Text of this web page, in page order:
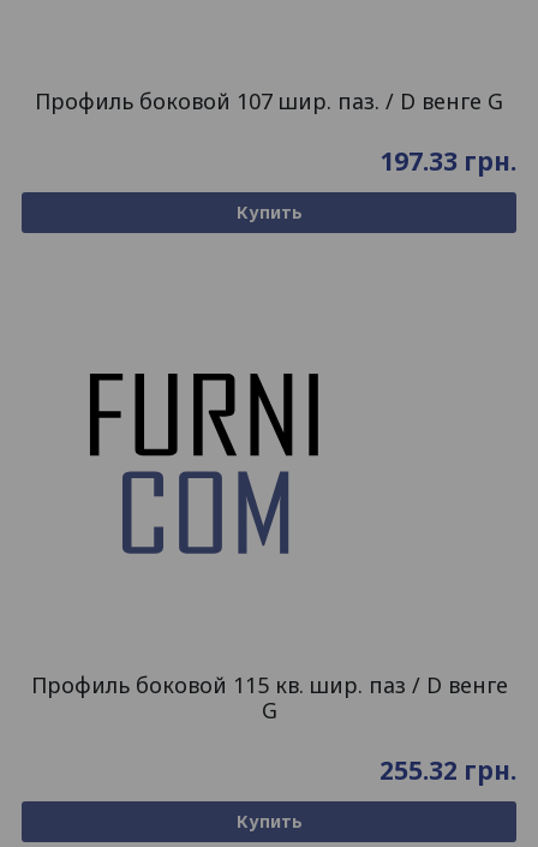
Профиль боковой 107 шир. паз. / D венге G
197.33 грн.
Купить
Профиль боковой 115 кв. шир. паз / D венге
G
255.32 грн.
Купить